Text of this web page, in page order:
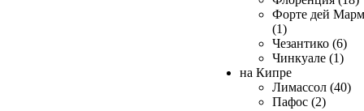
Форте дей
(1)
Чезантико (6)
Чинкуале (1)
на Кипре
Лимассол (40)
Пафос (2)